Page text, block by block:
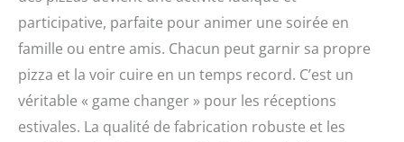
participative, parfaite pour animer une soirée en
famille ou entre amis. Chacun peut garnir sa propre
pizza et la voir cuire en un temps record. C’est un
véritable « game changer » pour les réceptions
estivales. La qualité de fabrication robuste et les